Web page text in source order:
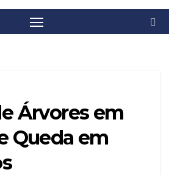
Árvores em
Queda em